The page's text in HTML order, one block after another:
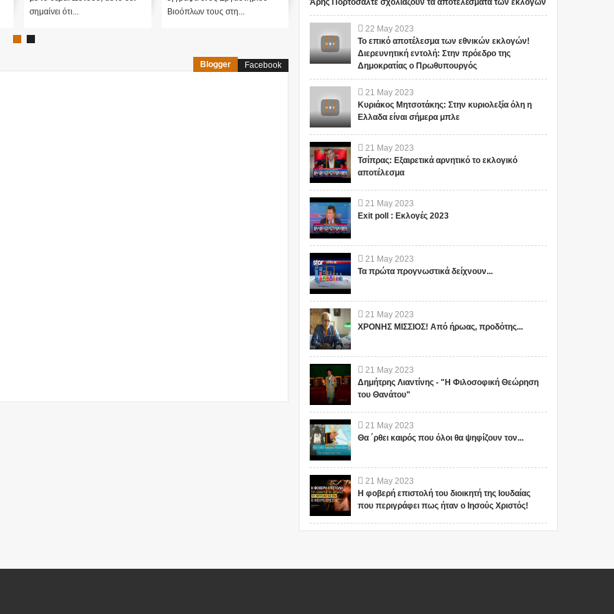
θέμ...
σημαίνει ότι...
Blogger Facebook
Άρης Πορτοσάλτε σχολιάζουν τα αποτελέσματα των εκλογών
22 May 2023
Το επικό αποτέλεσμα των εθνικών εκλογών!
Διερευνητική εντολή: Στην πρόεδρο της
Δημοκρατίας ο Πρωθυπουργός
21 May 2023
Κυριάκος Μητσοτάκης: Στην κυριολεξία όλη η
Ελλαδα είναι σήμερα μπλε
21 May 2023
Τσίπρας: Εξαιρετικά αρνητικό το εκλογικό
αποτέλεσμα
21 May 2023
Exit poll : Εκλογές 2023
21 May 2023
Τα πρώτα προγνωστικά δείχνουν...
21 May 2023
ΧΡΟΝΗΣ ΜΙΣΣΙΟΣ! Από ήρωας, προδότης...
21 May 2023
Δημήτρης Λιαντίνης - "Η Φιλοσοφική Θεώρηση
του Θανάτου"
21 May 2023
Θα ΄ρθει καιρός που όλοι θα ψηφίζουν τον...
21 May 2023
Η φοβερή επιστολή του διοικητή της Ιουδαίας
που περιγράφει πως ήταν ο Ιησούς Χριστός!